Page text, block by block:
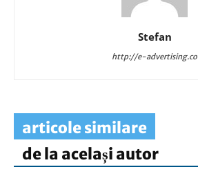
Stefan
http://e-advertising.co
articole similare
de la același autor